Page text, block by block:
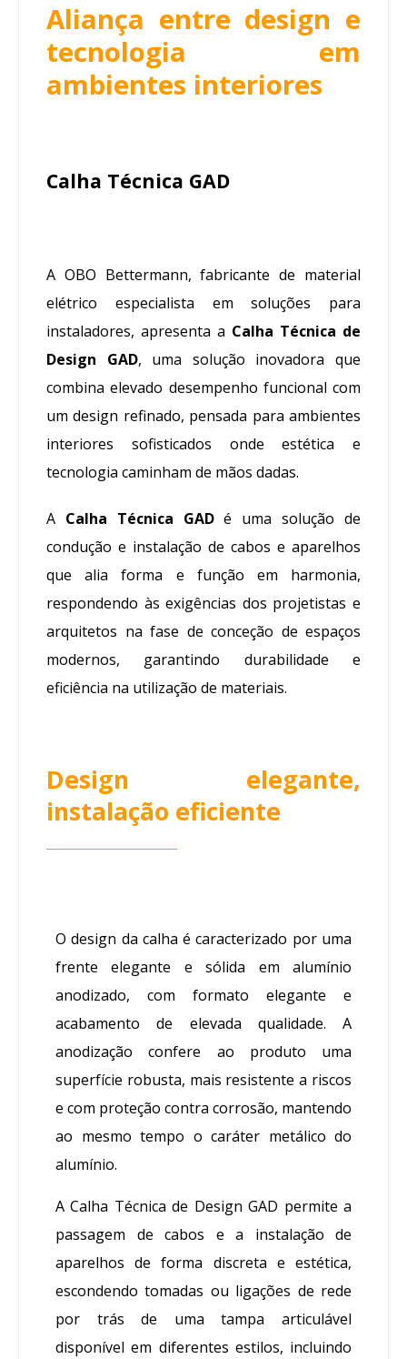
Aliança entre design e
tecnologia em
ambientes interiores
Calha Técnica GAD
A OBO Bettermann, fabricante de material
elétrico especialista em soluções para
instaladores, apresenta a Calha Técnica de
Design GAD, uma solução inovadora que
combina elevado desempenho funcional com
um design refinado, pensada para ambientes
interiores sofisticados onde estética e
tecnologia caminham de mãos dadas.
A Calha Técnica GADé uma solução de
condução e instalação de cabos e aparelhos
que alia forma e função em harmonia,
respondendo às exigências dos projetistas e
arquitetos na fase de conceção de espaços
modernos, garantindo durabilidade e
eficiência na utilização de materiais.
Design elegante,
instalação eficiente
O design da calha é caracterizado por uma
frente elegante e sólida em alumínio
anodizado, com formato elegante e
acabamento de elevada qualidade. A
anodização confere ao produto uma
superfície robusta, mais resistente a riscos
e com proteção contra corrosão, mantendo
ao mesmo tempo o caráter metálico do
alumínio.
A Calha Técnica de Design GAD permite a
passagem de cabos e a instalação de
aparelhos de forma discreta e estética,
escondendo tomadas ou ligações de rede
por trás de uma tampa articulável
disponível em diferentes estilos, incluindo